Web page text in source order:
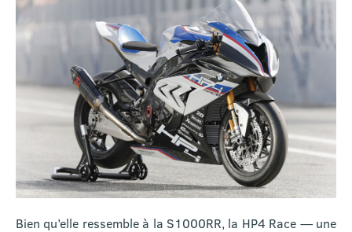
Bien qu’elle ressemble à la S1000RR, la HP4 Race — une